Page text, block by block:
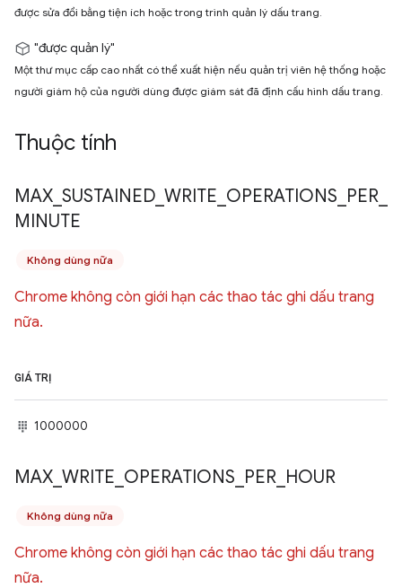
được sửa đổi bằng tiện ích hoặc trong trình quản lý dấu trang.
"được quản lý"
Một thư mục cấp cao nhất có thể xuất hiện nếu quản trị viên hệ thống hoặc
người giám hộ của người dùng được giám sát đã định cấu hình dấu trang.
Thuộc tính
MAX SUSTAINED WRITE OPERATIONS PER
MINUTE
Không dùng nữa
Chrome không còn giới hạn các thao tác ghi dấu trang
nữa.
GIÁ TRỊ
1000000
MAX WRITE OPERATIONS PER HOUR
Không dùng nữa
Chrome không còn giới hạn các thao tác ghi dấu trang
nữa.